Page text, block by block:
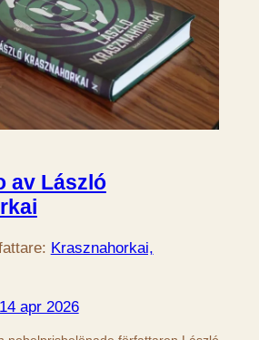
av László
Krasznahorkai,
apr 2026